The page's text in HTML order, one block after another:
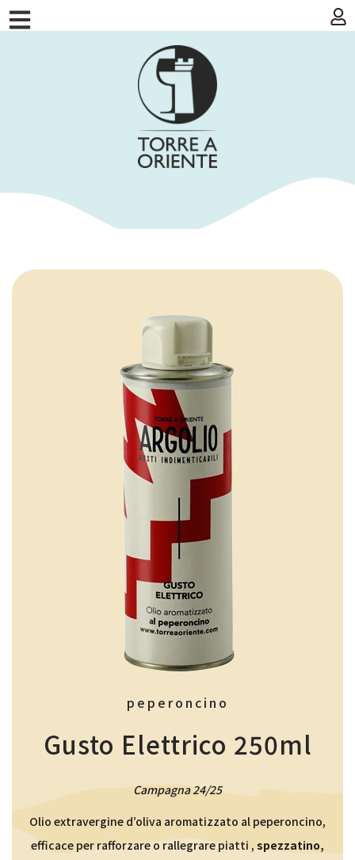
peperoncino
Gusto Elettrico 250ml
Campagna 24/25
Olio extravergine d’oliva aromatizzato al peperoncino,
efficace per rafforzare o rallegrare piatti , spezzatino,